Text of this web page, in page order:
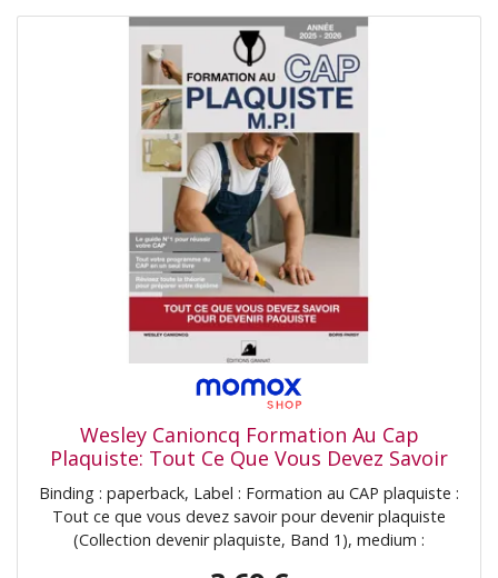
Wesley Canioncq Formation Au Cap
Plaquiste: Tout Ce Que Vous Devez Savoir
Pour Devenir Plaquiste (Collection Devenir
Plaquiste, Band 1)
Binding : paperback, Label : Formation au CAP plaquiste :
Tout ce que vous devez savoir pour devenir plaquiste
(Collection devenir plaquiste, Band 1), medium :